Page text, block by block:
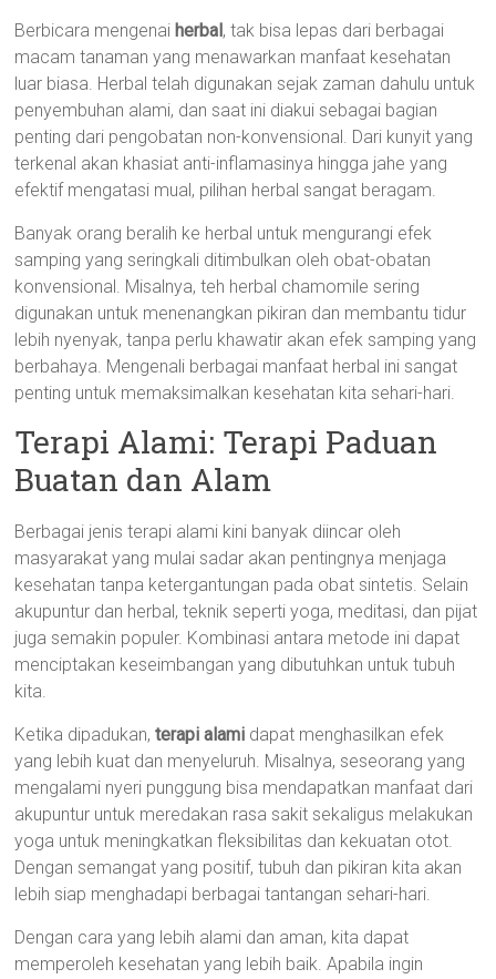
Berbicara mengenai herbal, tak bisa lepas dari berbagai
macam tanaman yang menawarkan manfaat kesehatan
luar biasa. Herbal telah digunakan sejak zaman dahulu untuk
penyembuhan alami, dan saat ini diakui sebagai bagian
penting dari pengobatan non-konvensional. Dari kunyit yang
terkenal akan khasiat anti-inflamasinya hingga jahe yang
efektif mengatasi mual, pilihan herbal sangat beragam.
Banyak orang beralih ke herbal untuk mengurangi efek
samping yang seringkali ditimbulkan oleh obat-obatan
konvensional. Misalnya, teh herbal chamomile sering
digunakan untuk menenangkan pikiran dan membantu tidur
lebih nyenyak, tanpa perlu khawatir akan efek samping yang
berbahaya. Mengenali berbagai manfaat herbal ini sangat
penting untuk memaksimalkan kesehatan kita sehari-hari.
Terapi Alami: Terapi Paduan
Buatan dan Alam
Berbagai jenis terapi alami kini banyak diincar oleh
masyarakat yang mulai sadar akan pentingnya menjaga
kesehatan tanpa ketergantungan pada obat sintetis. Selain
akupuntur dan herbal, teknik seperti yoga, meditasi, dan pijat
juga semakin populer. Kombinasi antara metode ini dapat
menciptakan keseimbangan yang dibutuhkan untuk tubuh
kita.
Ketika dipadukan,terapi alami dapat menghasilkan efek
yang lebih kuat dan menyeluruh. Misalnya, seseorang yang
mengalami nyeri punggung bisa mendapatkan manfaat dari
akupuntur untuk meredakan rasa sakit sekaligus melakukan
yoga untuk meningkatkan fleksibilitas dan kekuatan otot.
Dengan semangat yang positif, tubuh dan pikiran kita akan
lebih siap menghadapi berbagai tantangan sehari-hari.
Dengan cara yang lebih alami dan aman, kita dapat
memperoleh kesehatan yang lebih baik. Apabila ingin